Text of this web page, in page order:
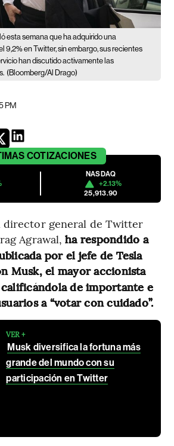
esta semana que ha adquirido una
9,2% en Twitter, sin embargo, sus recientes
han discutido activamente las
(Bloomberg/Al Drago)
PM
COTIZACIONES
NASDAQ
+2.13%
25,913.90
director general de Twitter
Agrawal,ha respondido a
por el jefe de Tesla
Musk, el mayor accionista
de importante e
a “votar con cuidado”.
VER +
Musk diversifica la fortuna más
grande del mundo con su
participación en Twitter